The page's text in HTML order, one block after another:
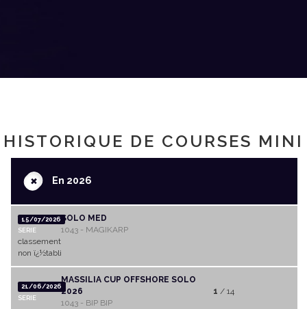
HISTORIQUE DE COURSES MINI
+En 2026
15/07/2026
SERIE
SOLO MED
1043 - MAGIKARP
classement
non ï¿½tabli
21/06/2026
SERIE
MASSILIA CUP OFFSHORE SOLO
2026
1043 - BIP BIP
1 / 14